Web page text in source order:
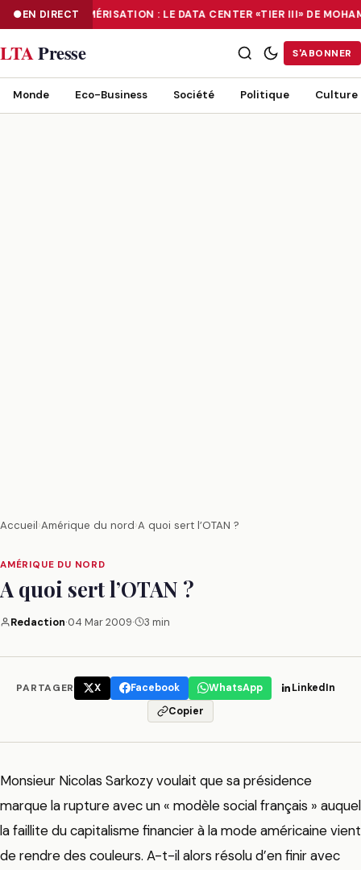
EN DIRECTNUMÉRISATION : LE DATA CENTER «TIER III» DE
NUMÉRISATION : LE DATA CENTER «TIER III» DE MOHAMMADIA, UN
LTAPresse S'ABONNER
Monde Eco-Business Société Politique Culture
Accueil›Amérique du nord›A quoi sert l’OTAN ?
AMÉRIQUE DU NORD
A quoi sert l’OTAN ?
Redaction·04 Mar 2009· 3 min
PARTAGER X Facebook WhatsApp
LinkedIn
Copier
Monsieur Nicolas Sarkozy voulait que sa présidence
marque la rupture avec un « modèle social français » auquel
la faillite du capitalisme financier à la mode américaine vient
de rendre des couleurs. A-t-il alors résolu d’en finir avec